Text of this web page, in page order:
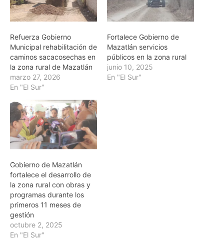
Refuerza Gobierno
Municipal rehabilitación de
caminos sacacosechas en
la zona rural de Mazatlán
marzo 27, 2026
En "El Sur"
Fortalece Gobierno de
Mazatlán servicios
públicos en la zona rural
junio 10, 2025
En "El Sur"
Gobierno de Mazatlán
fortalece el desarrollo de
la zona rural con obras y
programas durante los
primeros 11 meses de
gestión
octubre 2, 2025
En "El Sur"